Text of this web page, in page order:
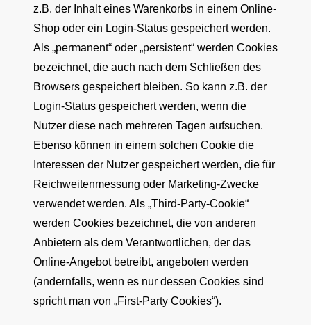
z.B. der Inhalt eines Warenkorbs in einem Online-
Shop oder ein Login-Status gespeichert werden.
Als „permanent“ oder „persistent“ werden Cookies
bezeichnet, die auch nach dem Schließen des
Browsers gespeichert bleiben. So kann z.B. der
Login-Status gespeichert werden, wenn die
Nutzer diese nach mehreren Tagen aufsuchen.
Ebenso können in einem solchen Cookie die
Interessen der Nutzer gespeichert werden, die für
Reichweitenmessung oder Marketing-Zwecke
verwendet werden. Als „Third-Party-Cookie“
werden Cookies bezeichnet, die von anderen
Anbietern als dem Verantwortlichen, der das
Online-Angebot betreibt, angeboten werden
(andernfalls, wenn es nur dessen Cookies sind
spricht man von „First-Party Cookies“).